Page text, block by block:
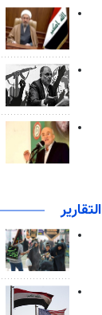
التقارير